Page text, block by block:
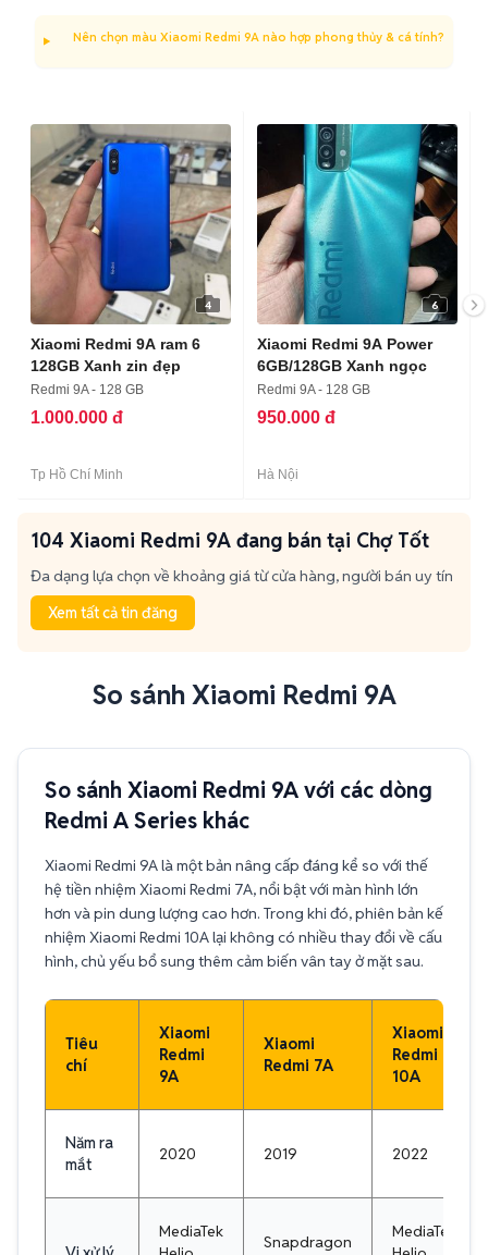
Nên chọn màu Xiaomi Redmi 9A nào hợp phong thủy & cá tính?
4
Xiaomi Redmi 9A ram 6
128GB Xanh zin đẹp
Redmi 9A - 128 GB
1.000.000 đ
Tp Hồ Chí Minh
6
Xiaomi Redmi 9A Power
6GB/128GB Xanh ngọc
Redmi 9A - 128 GB
950.000 đ
Hà Nội
104 Xiaomi Redmi 9A đang bán tại Chợ Tốt
Đa dạng lựa chọn về khoảng giá từ cửa hàng, người bán uy tín
Xem tất cả tin đăng
So sánh Xiaomi Redmi 9A
So sánh Xiaomi Redmi 9A với các dòng
Redmi A Series khác
Xiaomi Redmi 9A là một bản nâng cấp đáng kể so với thế
hệ tiền nhiệm Xiaomi Redmi 7A, nổi bật với màn hình lớn
hơn và pin dung lượng cao hơn. Trong khi đó, phiên bản kế
nhiệm Xiaomi Redmi 10A lại không có nhiều thay đổi về cấu
hình, chủ yếu bổ sung thêm cảm biến vân tay ở mặt sau.
Tiêu
chí
Xiaomi
Redmi
9A
Xiaomi
Redmi 7A
Xiaomi
Redmi
10A
Năm ra
mắt
2020 2019 2022
MediaTek
Snapdragon
MediaTek